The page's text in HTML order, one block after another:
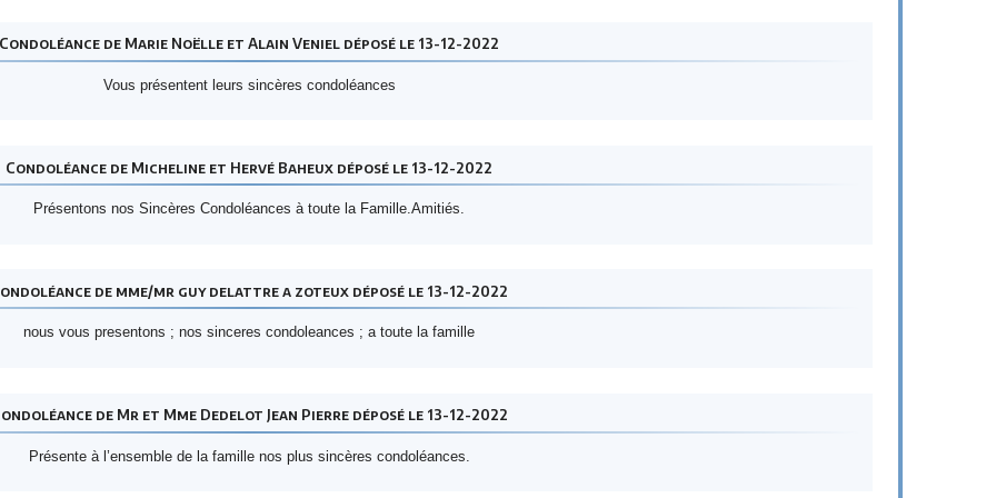
Condoléance de Marie Noëlle et Alain Veniel déposé le 13-12-2022
Vous présentent leurs sincères condoléances
Condoléance de Micheline et Hervé Baheux déposé le 13-12-2022
Présentons nos Sincères Condoléances à toute la Famille.Amitiés.
de mme/mr guy delattre a zoteux déposé le 13-12-2022
nous vous presentons ; nos sinceres condoleances ; a toute la famille
de Mr et Mme Dedelot Jean Pierre déposé le 13-12-2022
Présente à l’ensemble de la famille nos plus sincères condoléances.